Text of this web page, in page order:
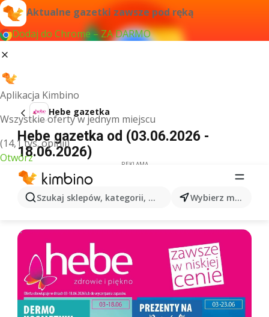
Aktualne gazetki zawsze pod ręką
Dodaj do Chrome – ZA DARMO
Aplikacja Kimbino
Wszystkie oferty w jednym miejscu
(14,1 tys. opinii)
Otwórz
Szukaj sklepów, kategorii, produktów... Wybierz miasto
Hebe gazetka
Hebe gazetka od (03.06.2026 -
18.06.2026)
REKLAMA